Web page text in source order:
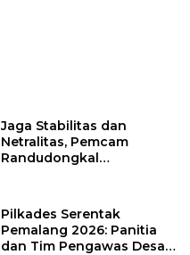
Jaga Stabilitas dan
Netralitas, Pemcam
Randudongkal
Pilkades Serentak
Pemalang 2026: Panitia
dan Tim Pengawas Desa